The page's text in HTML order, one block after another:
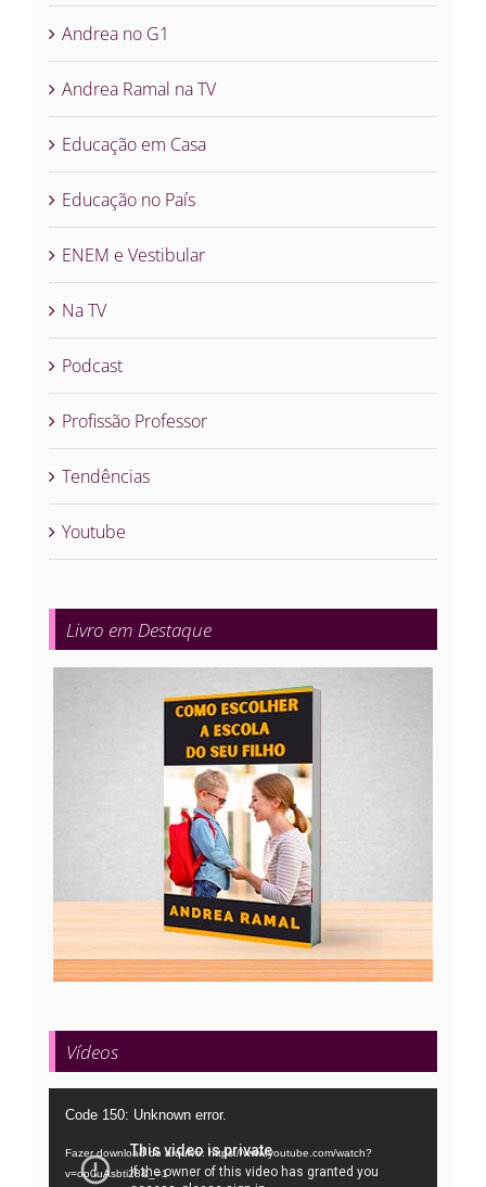
Andrea no G1
Andrea Ramal na TV
Educação em Casa
Educação no País
ENEM e Vestibular
Na TV
Podcast
Profissão Professor
Tendências
Youtube
Livro em Destaque
Vídeos
Tocador
vídeo
Code 150: Unknown error.
Fazer download do arquivo: https://www.youtube.com/watch?
v=oo0uAsbti28&_=1